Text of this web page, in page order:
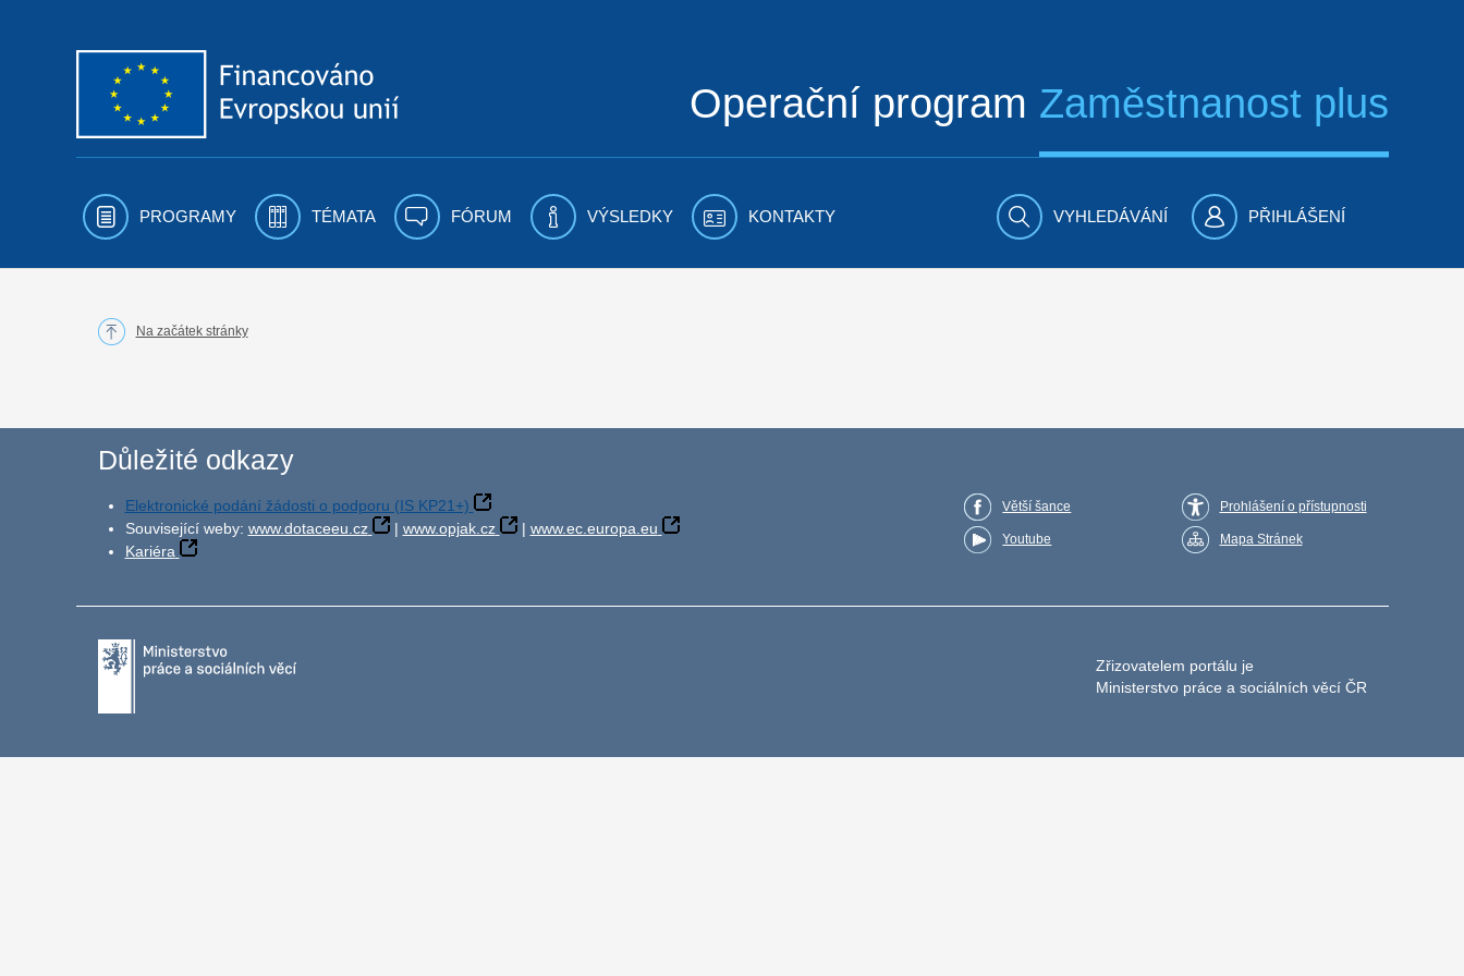
Operační program Zaměstnanost plus
PROGRAMY TÉMATA FÓRUM VÝSLEDKY KONTAKTY VYHLEDÁVÁNÍ PŘIHLÁŠENÍ
Na začátek stránky
Důležité odkazy
Elektronické podání žádosti o podporu (IS KP21+)
Související weby: www.dotaceeu.cz | www.opjak.cz | www.ec.europa.eu
Kariéra
Větší šance
Youtube
Prohlášení o přístupnosti
Mapa Stránek
Zřizovatelem portálu je
Ministerstvo práce a sociálních věcí ČR